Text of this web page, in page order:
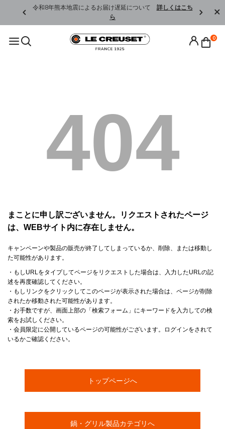
令和8年熊本地震によるお届け遅延について 詳しくはこち
ら
0
404
まことに申し訳ございません。リクエストされたページ
は、WEBサイト内に存在しません。
キャンペーンや製品の販売が終了してしまっているか、削除、または移動し
た可能性があります。
・もしURLをタイプしてページをリクエストした場合は、入力したURLの記
述を再度確認してください。
・もしリンクをクリックしてこのページが表示された場合は、ページが削除
されたか移動された可能性があります。
・お手数ですが、画面上部の「検索フォーム」にキーワードを入力しての検
索をお試しください。
・会員限定に公開しているページの可能性がございます。ログインをされて
いるかご確認ください。
トップページへ
鍋・グリル製品カテゴリへ